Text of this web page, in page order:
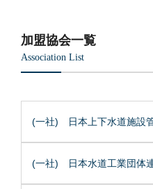
加盟協会一覧
Association List
(一社) 日本上下水道施設
(一社) 日本水道工業団体